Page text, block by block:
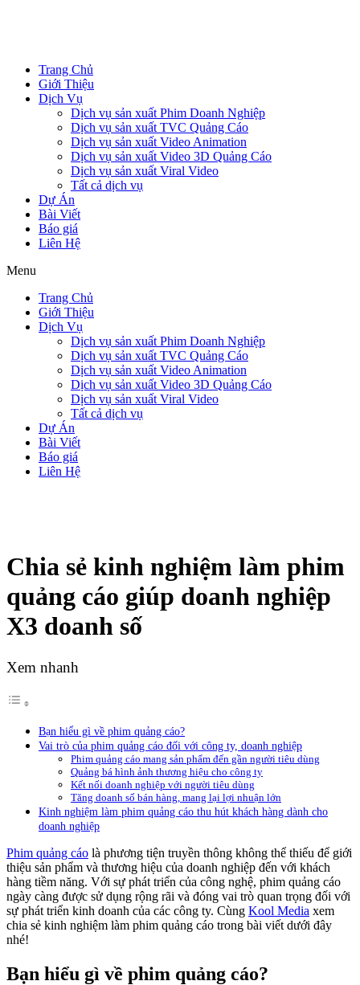
Trang Chủ
Giới Thiệu
Dịch Vụ
Dịch vụ sản xuất Phim Doanh Nghiệp
Dịch vụ sản xuất TVC Quảng Cáo
Dịch vụ sản xuất Video Animation
Dịch vụ sản xuất Video 3D Quảng Cáo
Dịch vụ sản xuất Viral Video
Tất cả dịch vụ
Dự Án
Bài Viết
Báo giá
Liên Hệ
Menu
Trang Chủ
Giới Thiệu
Dịch Vụ
Dịch vụ sản xuất Phim Doanh Nghiệp
Dịch vụ sản xuất TVC Quảng Cáo
Dịch vụ sản xuất Video Animation
Dịch vụ sản xuất Video 3D Quảng Cáo
Dịch vụ sản xuất Viral Video
Tất cả dịch vụ
Dự Án
Bài Viết
Báo giá
Liên Hệ
Chia sẻ kinh nghiệm làm phim
quảng cáo giúp doanh nghiệp
X3 doanh số
Xem nhanh
Bạn hiểu gì về phim quảng cáo?
Vai trò của phim quảng cáo đối với công ty, doanh nghiệp
Phim quảng cáo mang sản phẩm đến gần người tiêu dùng
Quảng bá hình ảnh thương hiệu cho công ty
Kết nối doanh nghiệp với người tiêu dùng
Tăng doanh số bán hàng, mang lại lợi nhuận lớn
Kinh nghiệm làm phim quảng cáo thu hút khách hàng dành cho
doanh nghiệp
Phim quảng cáo là phương tiện truyền thông không thể thiếu để giới
thiệu sản phẩm và thương hiệu của doanh nghiệp đến với khách
hàng tiềm năng. Với sự phát triển của công nghệ, phim quảng cáo
ngày càng được sử dụng rộng rãi và đóng vai trò quan trọng đối với
sự phát triển kinh doanh của các công ty. Cùng Kool Media xem
chia sẻ kinh nghiệm làm phim quảng cáo trong bài viết dưới đây
nhé!
Bạn hiểu gì về phim quảng cáo?